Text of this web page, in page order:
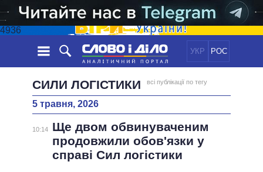
4936
УКР РОС
НОВИНИ
СТРІЧКА
ПОДІЇ
СТАТТІ
ДУМКИ
ЕКОНОМІКА
СУСПІЛЬСТВО
СВІТ
ПОЛIТИКИ
УСІ ПОЛІТИКИІНФОГРАФІКА
СИЛИ ЛОГІСТИКИ всі публікації по тегу
5 травня, 2026
10:14
Ще двом обвинуваченим
продовжили обов'язки у
справі Сил логістики